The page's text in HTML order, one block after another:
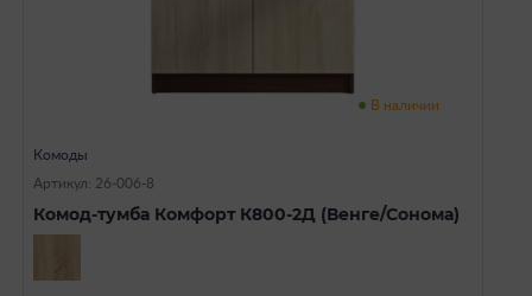
В наличии
Комоды
Артикул: 26-006-8
Комод-тумба Комфорт К800-2Д (Венге/Сонома)